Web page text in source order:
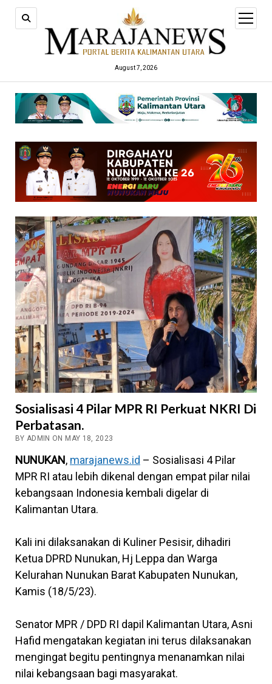
August 7, 2026
open
menu
Sosialisasi 4 Pilar MPR RI Perkuat NKRI Di
Perbatasan.
BY ADMIN ON MAY 18, 2023
NUNUKAN, marajanews.id – Sosialisasi 4 Pilar
MPR RI atau lebih dikenal dengan empat pilar nilai
kebangsaan Indonesia kembali digelar di
Kalimantan Utara.
Kali ini dilaksanakan di Kuliner Pesisir, dihadiri
Ketua DPRD Nunukan, Hj Leppa dan Warga
Kelurahan Nunukan Barat Kabupaten Nunukan,
Kamis (18/5/23).
Senator MPR / DPD RI dapil Kalimantan Utara, Asni
Hafid mengatakan kegiatan ini terus dilaksanakan
mengingat begitu pentingnya menanamkan nilai
nilai kebangsaan bagi masyarakat.